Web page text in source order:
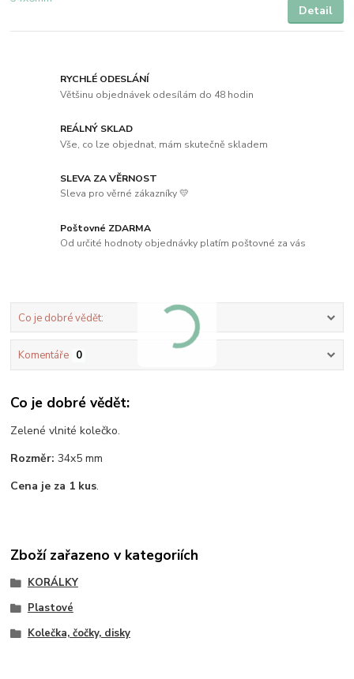
Detail
RYCHLÉ ODESLÁNÍ
Většinu objednávek odesílám do 48 hodin
REÁLNÝ SKLAD
Vše, co lze objednat, mám skutečně skladem
SLEVA ZA VĚRNOST
Sleva pro věrné zákazníky 💛
Poštovné ZDARMA
Od určité hodnoty objednávky platím poštovné za vás
Co je dobré vědět:
Komentáře 0
Co je dobré vědět:
Zelené vlnité kolečko.
Rozměr: 34x5 mm
Cena je za 1 kus.
Zboží zařazeno v kategoriích
KORÁLKY
Plastové
Kolečka, čočky, disky